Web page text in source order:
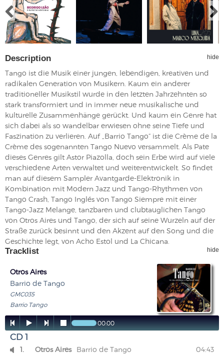
Description hide
Tango ist die Musik einer jungen, lebendigen, kreativen und
radikalen Generation von Musikern. Kaum ein anderer
traditioneller Musikstil wurde in den letzten Jahrzehnten so
stark transformiert und in immer neue musikalische und
kulturelle Zusammenhänge gerückt. Und kaum ein Genre hat
sich dabei als so wandelbar erwiesen ohne seine Tiefe und
Faszination zu verlieren. Auf „Barrio Tango“ ist die Crème de la
Crème des sogenannten Tango Nuevo versammelt. Als Pate
dieses Genres gilt Astor Piazolla, doch sein Erbe wird auf viele
verschiedene Arten verwaltet und weiterentwickelt. So findet
man auf diesem Sampler Avantgarde-Elektronik in
Kombination mit Modern Jazz und Tango-Rhythmen von
Tango Crash, Tango Inglés von Tango Siempre mit einer
Tango-Jazz Melange, tanzbaren und clubtauglichen Tango
von Otros Aires und Tango, der sich auf seine Wurzeln auf der
Straße zurück besinnt und den Akzent auf den Song und die
Geschichte legt, von Acho Estol und La Chicana.
Tracklist hide
Otros Aires
Barrio de Tango
GMC035
Barrio Tango
    00:00
CD 1
 1. Otros Aires Barrio de Tango
04:43